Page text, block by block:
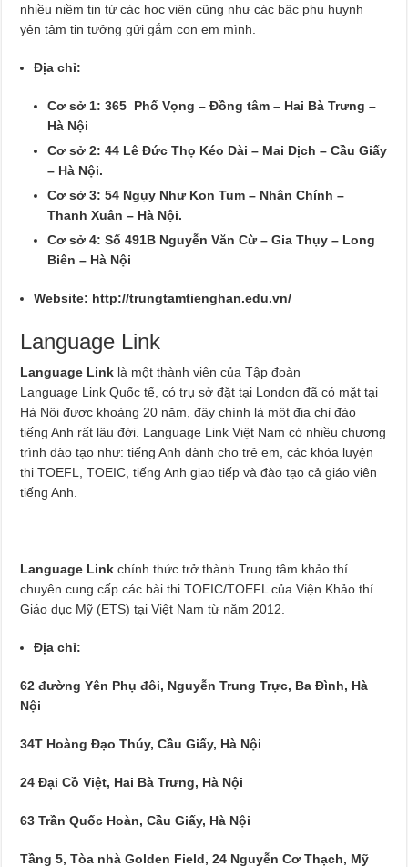
nhiều niềm tin từ các học viên cũng như các bậc phụ huynh
yên tâm tin tưởng gửi gắm con em mình.
Địa chỉ:
Cơ sở 1: 365 Phố Vọng – Đồng tâm – Hai Bà Trưng –
Hà Nội
Cơ sở 2: 44 Lê Đức Thọ Kéo Dài – Mai Dịch – Cầu Giấy
– Hà Nội.
Cơ sở 3: 54 Ngụy Như Kon Tum – Nhân Chính –
Thanh Xuân – Hà Nội.
Cơ sở 4: Số 491B Nguyễn Văn Cừ – Gia Thụy – Long
Biên – Hà Nội
Website: http://trungtamtienghan.edu.vn/
Language Link
Language Link là một thành viên của Tập đoàn
Language Link Quốc tế, có trụ sở đặt tại London đã có mặt tại
Hà Nội được khoảng 20 năm, đây chính là một địa chỉ đào
tiếng Anh rất lâu đời. Language Link Việt Nam có nhiều chương
trình đào tạo như: tiếng Anh dành cho trẻ em, các khóa luyện
thi TOEFL, TOEIC, tiếng Anh giao tiếp và đào tạo cả giáo viên
tiếng Anh.
Language Link chính thức trở thành Trung tâm khảo thí
chuyên cung cấp các bài thi TOEIC/TOEFL của Viện Khảo thí
Giáo dục Mỹ (ETS) tại Việt Nam từ năm 2012.
Địa chỉ:
62 đường Yên Phụ đôi, Nguyễn Trung Trực, Ba Đình, Hà
Nội
34T Hoàng Đạo Thúy, Cầu Giấy, Hà Nội
24 Đại Cồ Việt, Hai Bà Trưng, Hà Nội
63 Trần Quốc Hoàn, Cầu Giấy, Hà Nội
Tầng 5, Tòa nhà Golden Field, 24 Nguyễn Cơ Thạch, Mỹ